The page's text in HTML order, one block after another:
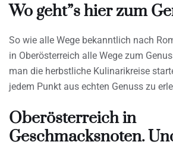
Wo geht”s hier zum
So wie alle Wege bekanntlich nach
in Oberösterreich alle Wege zum
man die herbstliche Kulinarikreise
jedem Punkt aus echten Genuss zu
Oberösterreich in
Geschmacksnoten.